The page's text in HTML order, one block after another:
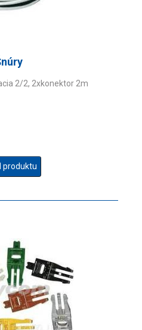
2/2, 2xkonektor 2m
produktu